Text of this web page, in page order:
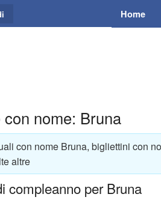
Home
nome: Bruna
con nome Bruna, bigliettini con
altre
compleanno per Bruna